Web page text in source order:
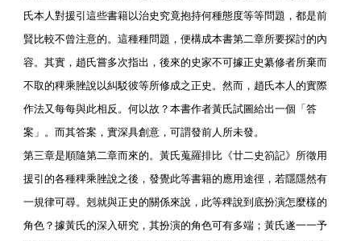
氏本人對援引這些書籍以治史究竟抱持何種態度等等問題，都是前
賢比較不曾注意的。這種種問題，便構成本書第二章所要探討的內
容。其實，趙氏嘗多次指出，後來的史家不可據正史纂修者所棄而
不取的稗乘脞說以糾駁彼等所修成之正史。然而，趙氏本人的實際
作法又每每與此相反。何以故？本書作者黃氏試圖給出一個「答
案」。而其答案，實深具創意，可謂發前人所未發。
第三章是順隨第二章而來的。黃氏蒐羅排比《廿二史箚記》所徵用
援引的各種稗乘脞說之後，發覺此等書籍的應用途徑，若隱隱然有
一規律可尋。剋就與正史的關係來說，此等稗說到底扮演怎麼樣的
角色？據黃氏的深入研究，其扮演的角色可有多端；黃氏遂一一予